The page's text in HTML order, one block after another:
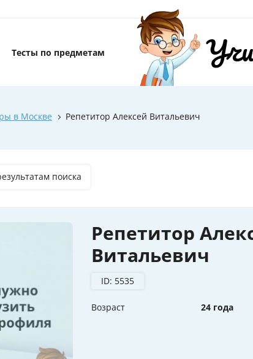
Тесты по предметам
в Москве Репетитор Алексей Витальевич
поиска
Репетитор
Витальевич
ID: 5535
Возраст 24 года